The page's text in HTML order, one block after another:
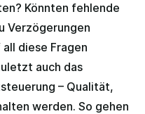
Könnten fehlende
Verzögerungen
diese Fragen
auch das
– Qualität,
werden. So gehen